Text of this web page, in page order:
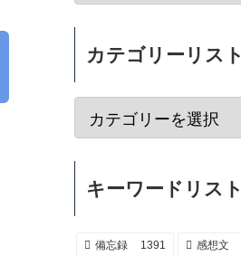
カテゴリーリスト
キーワードリスト
備忘録 1391 感想文